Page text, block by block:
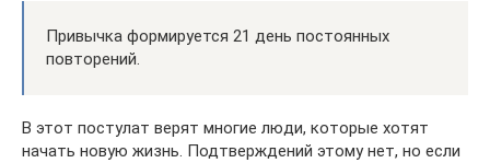
Привычка формируется 21 день постоянных
повторений.
В этот постулат верят многие люди, которые хотят
начать новую жизнь. Подтверждений этому нет, но если